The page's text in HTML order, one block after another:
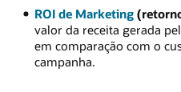
ROI de Marketing
valor da receita gerada
em comparação com o
campanha.